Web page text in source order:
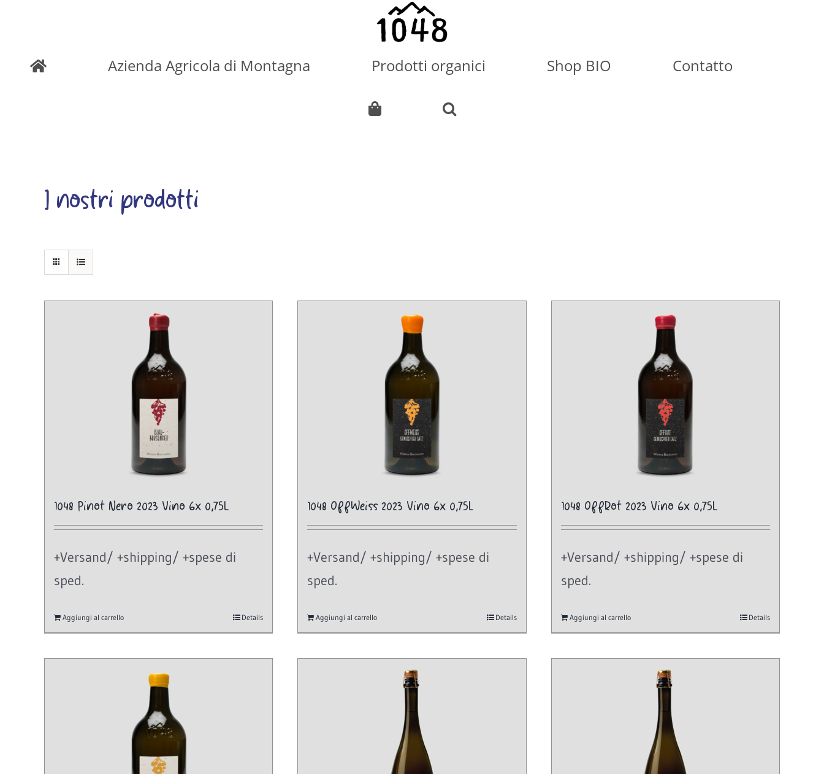
content
Azienda Agricola di Montagna Prodotti organici Shop BIO Contatto
I nostri prodotti
1048 Pinot Nero 2023 Vino 6x 0,75L
+Versand/ +shipping/ +spese di
sped.
Aggiungi al carrello Details
1048 OffWeiss 2023 Vino 6x 0,75L
+Versand/ +shipping/ +spese di
sped.
Aggiungi al carrello Details
1048 OffRot 2023 Vino 6x 0,75L
+Versand/ +shipping/ +spese di
sped.
Aggiungi al carrello Details